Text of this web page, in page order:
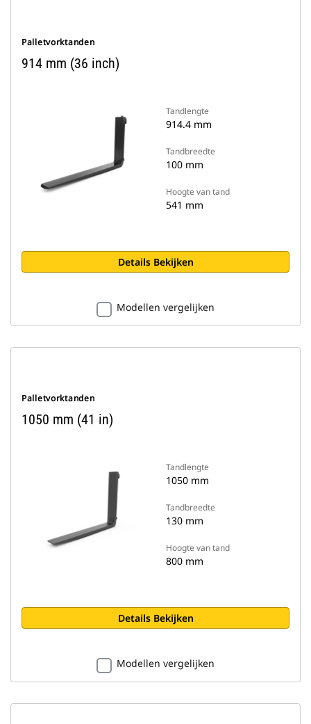
Palletvorktanden
914 mm (36 inch)
Tandlengte
914.4 mm
Tandbreedte
100 mm
Hoogte van tand
541 mm
Details Bekijken
Modellen vergelijken
Palletvorktanden
1050 mm (41 in)
Tandlengte
1050 mm
Tandbreedte
130 mm
Hoogte van tand
800 mm
Details Bekijken
Modellen vergelijken